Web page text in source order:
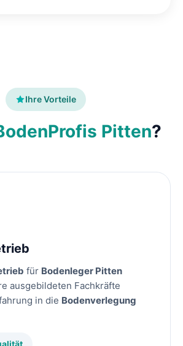
Ihre Vorteile
Pitten?
für Bodenleger Pitten
ausgebildeten Fachkräfte
in die Bodenverlegung